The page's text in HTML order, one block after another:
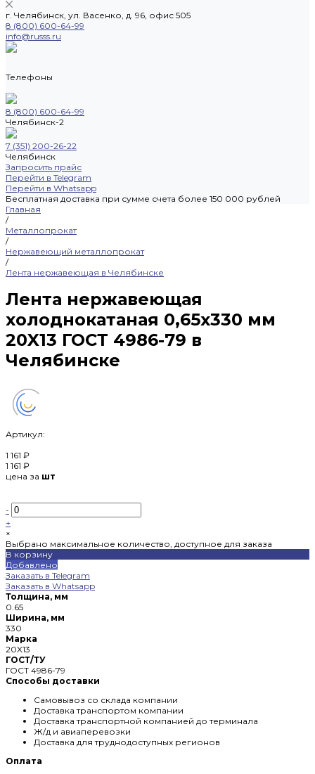
г. Челябинск, ул. Васенко, д. 96, офис 505
8 (800) 600-64-99
info@russs.ru
Телефоны
8 (800) 600-64-99
Челябинск-2
7 (351) 200-26-22
Челябинск
Запросить прайс
Перейти в Telegram
Перейти в Whatsapp
Бесплатная доставка при сумме счета более 150 000 рублей
Главная
/
Металлопрокат
/
Нержавеющий металлопрокат
/
Лента нержавеющая в Челябинске
Лента нержавеющая
холоднокатаная 0,65х330 мм
20X13 ГОСТ 4986-79 в
Челябинске
Артикул:
1 161 ₽
1 161 ₽
цена за шт
-
+
×
Выбрано максимальное количество, доступное для заказа
В корзину
Добавлено
Заказать в Telegram
Заказать в Whatsapp
Толщина, мм
0.65
Ширина, мм
330
Марка
20X13
ГОСТ/ТУ
ГОСТ 4986-79
Способы доставки
Самовывоз со склада компании
Доставка транспортом компании
Доставка транспортной компанией до терминала
Ж/д и авиаперевозки
Доставка для труднодоступных регионов
Оплата